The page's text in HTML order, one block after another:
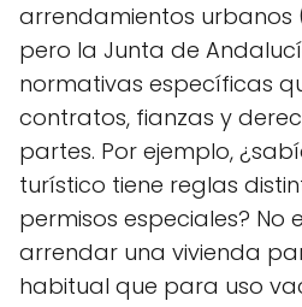
arrendamientos urbanos
pero la Junta de
normativas específicas
contratos, fianzas y
partes. Por ejemplo,
turístico tiene reglas
permisos especiales? No
arrendar una vivienda
habitual que para uso